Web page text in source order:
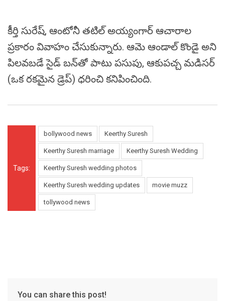
కీర్తి సురేష్, ఆంటోనీ తటిల్ అయ్యంగార్ ఆచారాల
ప్రకారం వివాహం చేసుకున్నారు. ఆమె ఆండాల్ కొండై అని
పిలవబడే సైడ్ బన్‌తో పాటు పసుపు, ఆకుపచ్చ మడిసర్
(ఒక రకమైన డ్రెప్) ధరించి కనిపించింది.
Tags:
bollywood news Keerthy Suresh
Keerthy Suresh marriage Keerthy Suresh Wedding
Keerthy Suresh wedding photos
Keerthy Suresh wedding updates movie muzz
tollywood news
You can share this post!